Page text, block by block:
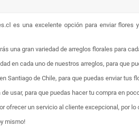
es una excelente opción para enviar
una gran variedad de arreglos florales para
en cada uno de nuestros arreglos, para que
Santiago de Chile, para que puedas enviar tus
usar, para que puedas hacer tu compra en
ofrecer un servicio al cliente excepcional, por
mismo!